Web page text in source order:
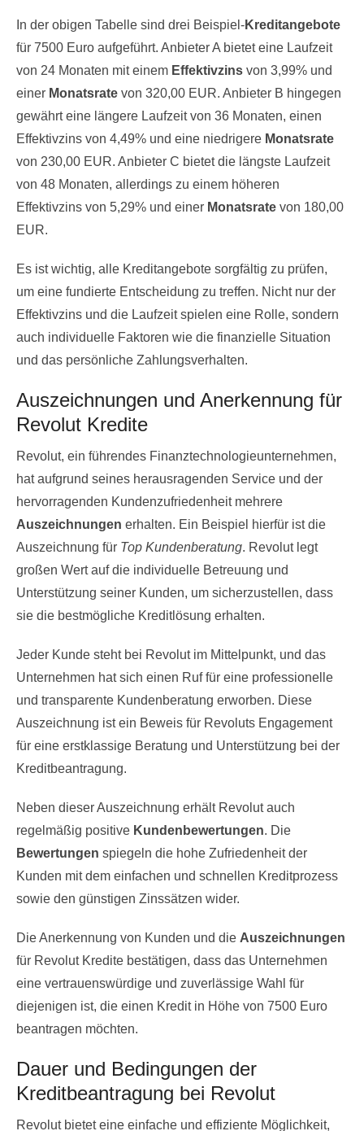
In der obigen Tabelle sind drei Beispiel-Kreditangebote
für 7500 Euro aufgeführt. Anbieter A bietet eine Laufzeit
von 24 Monaten mit einem Effektivzins von 3,99% und
einer Monatsrate von 320,00 EUR. Anbieter B hingegen
gewährt eine längere Laufzeit von 36 Monaten, einen
Effektivzins von 4,49% und eine niedrigere Monatsrate
von 230,00 EUR. Anbieter C bietet die längste Laufzeit
von 48 Monaten, allerdings zu einem höheren
Effektivzins von 5,29% und einer Monatsrate von 180,00
EUR.
Es ist wichtig, alle Kreditangebote sorgfältig zu prüfen,
um eine fundierte Entscheidung zu treffen. Nicht nur der
Effektivzins und die Laufzeit spielen eine Rolle, sondern
auch individuelle Faktoren wie die finanzielle Situation
und das persönliche Zahlungsverhalten.
Auszeichnungen und Anerkennung für
Revolut Kredite
Revolut, ein führendes Finanztechnologieunternehmen,
hat aufgrund seines herausragenden Service und der
hervorragenden Kundenzufriedenheit mehrere
Auszeichnungen erhalten. Ein Beispiel hierfür ist die
Auszeichnung für Top Kundenberatung. Revolut legt
großen Wert auf die individuelle Betreuung und
Unterstützung seiner Kunden, um sicherzustellen, dass
sie die bestmögliche Kreditlösung erhalten.
Jeder Kunde steht bei Revolut im Mittelpunkt, und das
Unternehmen hat sich einen Ruf für eine professionelle
und transparente Kundenberatung erworben. Diese
Auszeichnung ist ein Beweis für Revoluts Engagement
für eine erstklassige Beratung und Unterstützung bei der
Kreditbeantragung.
Neben dieser Auszeichnung erhält Revolut auch
regelmäßig positive Kundenbewertungen. Die
Bewertungen spiegeln die hohe Zufriedenheit der
Kunden mit dem einfachen und schnellen Kreditprozess
sowie den günstigen Zinssätzen wider.
Die Anerkennung von Kunden und die Auszeichnungen
für Revolut Kredite bestätigen, dass das Unternehmen
eine vertrauenswürdige und zuverlässige Wahl für
diejenigen ist, die einen Kredit in Höhe von 7500 Euro
beantragen möchten.
Dauer und Bedingungen der
Kreditbeantragung bei Revolut
Revolut bietet eine einfache und effiziente Möglichkeit,